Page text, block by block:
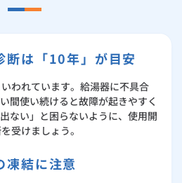
は「10年」が目安
われています。給湯器に不具合
間使い続けると故障が起きやすく
ない」と困らないように、使用開
受けましょう。
結に注意